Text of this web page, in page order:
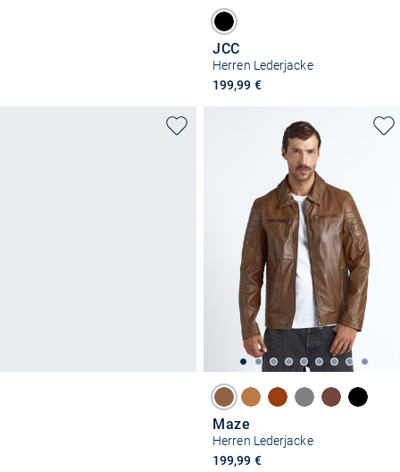
JCC
Herren Lederjacke
199,99 €
Maze
Herren Lederjacke
199,99 €